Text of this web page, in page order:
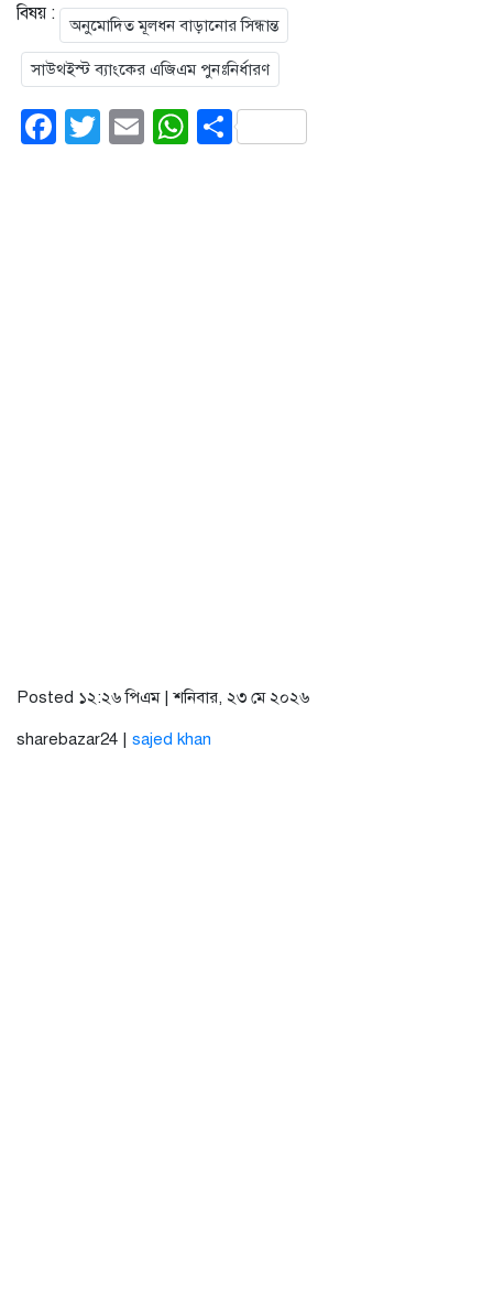
বিষয় :
অনুমোদিত মূলধন বাড়ানোর সিন্ধান্ত
সাউথইস্ট ব্যাংকের এজিএম পুনঃনির্ধারণ
Facebook
Twitter
EmailWhatsApp
Share
Posted ১২:২৬ পিএম | শনিবার, ২৩ মে ২০২৬
sharebazar24 | sajed khan